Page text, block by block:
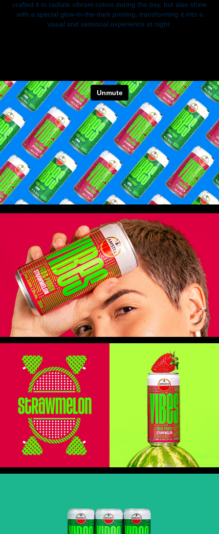
crafted it to radiate vibrant colors during the day, but also shine
with a special glow-in-the-dark printing, transforming it into a
visual and sensorial experience at night.